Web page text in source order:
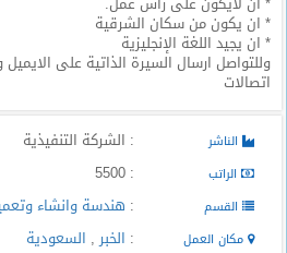
وظائف
السعودية
اليوم
وظائف
مصر
اليوم
وظائف
حكومية
* ان يكون من سكان الشرقية
* ان يجيد اللغة الإنجليزية
وللتواصل ارسال السيرة الذاتية على
اتصالات
الناشر : الشركة التنفيذية
الراتب : 5500
القسم : هندسة وانشاء
مكان العمل : الخبر, السعودية